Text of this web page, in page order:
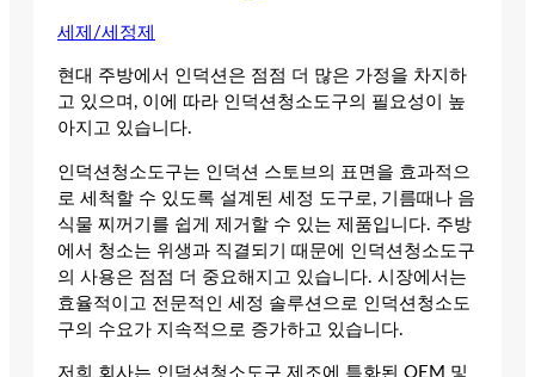
세제/세정제
현대 주방에서 인덕션은 점점 더 많은 가정을 차지하
고 있으며, 이에 따라 인덕션청소도구의 필요성이 높
아지고 있습니다.
인덕션청소도구는 인덕션 스토브의 표면을 효과적으
로 세척할 수 있도록 설계된 세정 도구로, 기름때나 음
식물 찌꺼기를 쉽게 제거할 수 있는 제품입니다. 주방
에서 청소는 위생과 직결되기 때문에 인덕션청소도구
의 사용은 점점 더 중요해지고 있습니다. 시장에서는
효율적이고 전문적인 세정 솔루션으로 인덕션청소도
구의 수요가 지속적으로 증가하고 있습니다.
저희 회사는 인덕션청소도구 제조에 특화된 OEM 및